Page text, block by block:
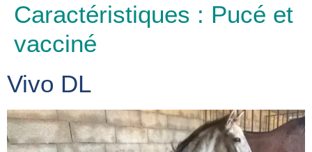
Caractéristiques : Pucé et
vacciné
Vivo DL